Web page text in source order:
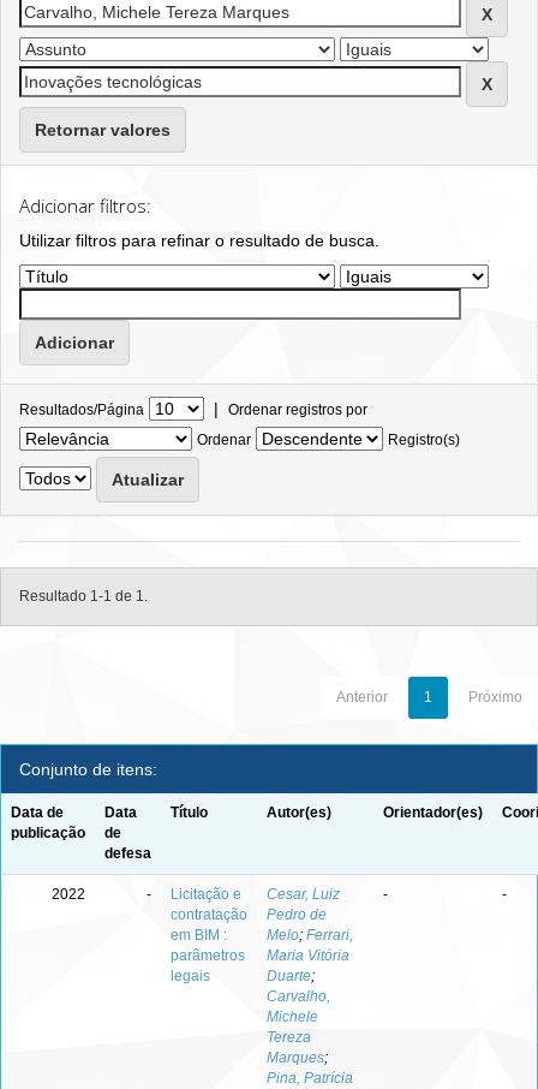
Retornar valores
Adicionar filtros:
Utilizar filtros para refinar o resultado de busca.
Resultados/Página | Ordenar registros por
Ordenar
Registro(s)
Resultado 1-1 de 1.
Anterior 1 Próximo
Conjunto de itens:
Data de
publicação
Data
de
defesa
Título Autor(es) Orientador(es)
2022 -
Licitação e
contratação
em BIM :
parâmetros
legais
Cesar, Luiz
Pedro de
Melo; Ferrari,
Maria Vitória
Duarte;
Carvalho,
Michele
Tereza
Marques;
Pina, Patrícia
- -